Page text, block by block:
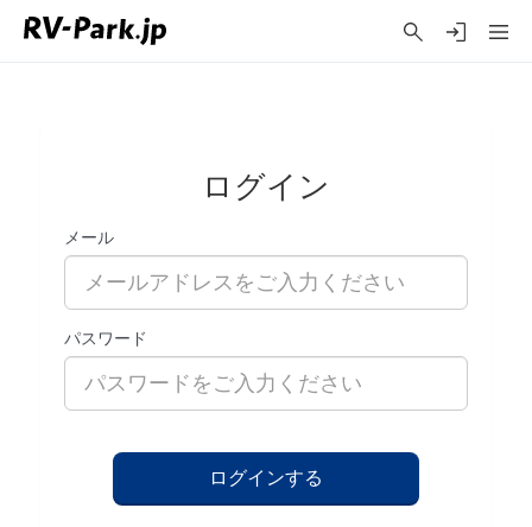
ログイン
メール
パスワード